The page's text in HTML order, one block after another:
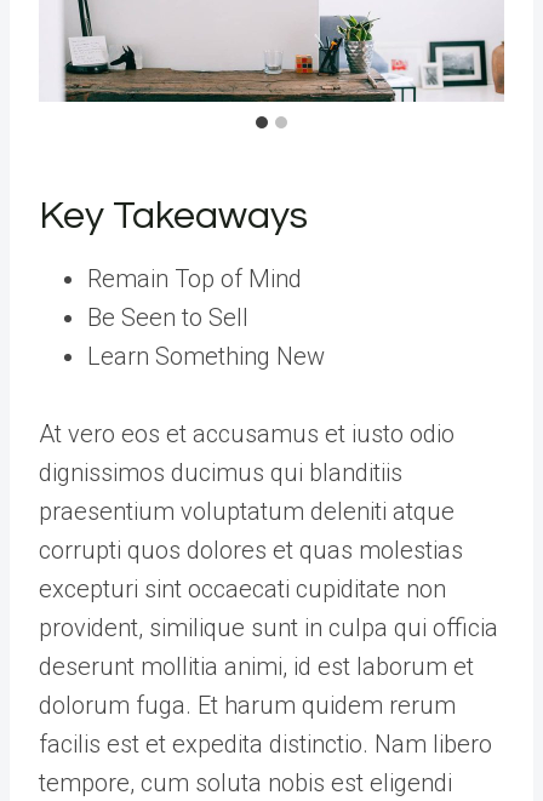
Key Takeaways
Remain Top of Mind
Be Seen to Sell
Learn Something New
At vero eos et accusamus et iusto odio
dignissimos ducimus qui blanditiis
praesentium voluptatum deleniti atque
corrupti quos dolores et quas molestias
excepturi sint occaecati cupiditate non
provident, similique sunt in culpa qui officia
deserunt mollitia animi, id est laborum et
dolorum fuga. Et harum quidem rerum
facilis est et expedita distinctio. Nam libero
tempore, cum soluta nobis est eligendi